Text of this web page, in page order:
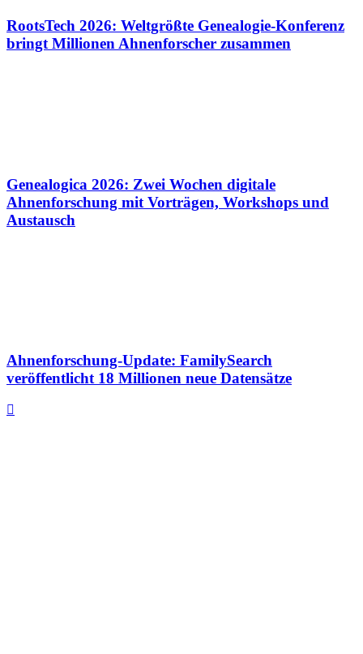
RootsTech 2026: Weltgrößte Genealogie-Konferenz
bringt Millionen Ahnenforscher zusammen
Genealogica 2026: Zwei Wochen digitale
Ahnenforschung mit Vorträgen, Workshops und
Austausch
Ahnenforschung-Update: FamilySearch
veröffentlicht 18 Millionen neue Datensätze